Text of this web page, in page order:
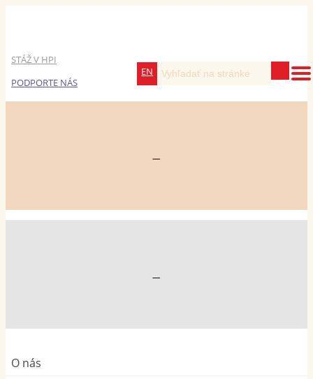
STÁŽ V HPI
PODPORTE NÁS
EN
—
—
O nás